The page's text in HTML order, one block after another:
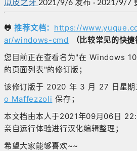
瓜皮之牙 2021/9/6 发布 · 2021/9/7
🐸推荐文档： https://
ar/windows-cmd
（比较常见的快
您目前正在查看名为"在 Windows
的页面列表"的修订版；
该修订版于 2020 年 3 月 27 日星期
o Maffezzoli 保存；
本文档由本人于2021年09月06日
亲自运行体验进行汉化编辑整理；
希望大家能够喜欢~~